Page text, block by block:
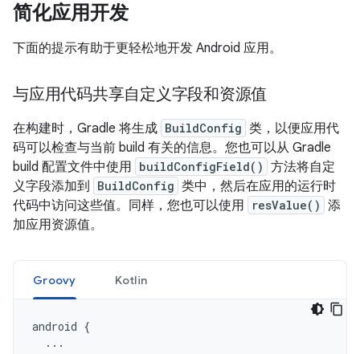
简化应用开发
下面的提示有助于更轻松地开发 Android 应用。
与应用代码共享自定义字段和资源值
在构建时，Gradle 将生成 BuildConfig 类，以便应用代
码可以检查与当前 build 有关的信息。您也可以从 Gradle
build 配置文件中使用 buildConfigField() 方法将自定
义字段添加到
BuildConfig 类中，然后在应用的运行时
代码中访问这些值。同样，您也可以使用
resValue() 添
加应用资源值。
Groovy Kotlin
android {
...